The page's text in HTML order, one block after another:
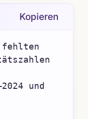
Kopieren
fehlten
und